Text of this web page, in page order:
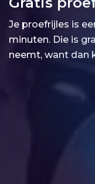
Je proefrijles is
minuten. Die is
neemt, want dan